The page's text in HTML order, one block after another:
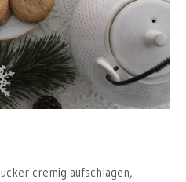
cremig aufschlagen,